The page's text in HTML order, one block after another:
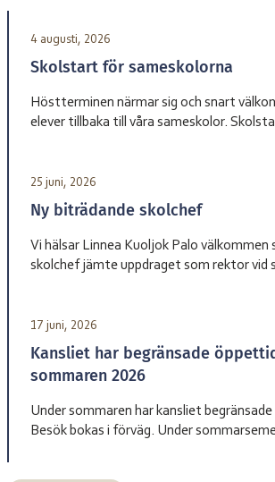
4 augusti, 2026
Skolstart för sameskolorna
Höstterminen närmar sig och snart
elever tillbaka till våra sameskolor.
Jåhkåmåhkke 20 augusti Vårdnadshavare
från respektive skola om tider för första
annan praktisk information inför
fram […]
25 juni, 2026
Ny biträdande skolchef
Vi hälsar Linnea Kuoljok Palo välkommen
skolchef jämte uppdraget som rektor vid
17 juni, 2026
Kansliet har begränsade
sommaren 2026
Under sommaren har kansliet
Besök bokas i förväg. Under